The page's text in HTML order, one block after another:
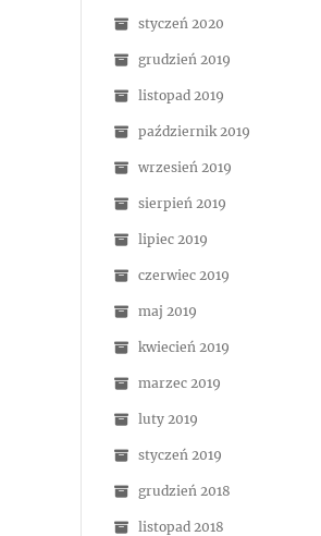
styczeń 2020
grudzień 2019
listopad 2019
październik 2019
wrzesień 2019
sierpień 2019
lipiec 2019
czerwiec 2019
maj 2019
kwiecień 2019
marzec 2019
luty 2019
styczeń 2019
grudzień 2018
listopad 2018